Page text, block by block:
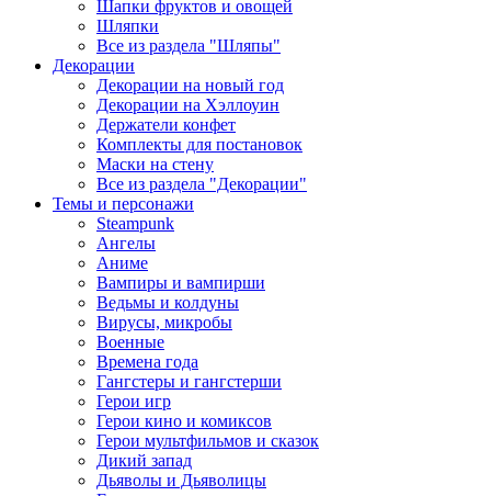
Шапки фруктов и овощей
Шляпки
Все из раздела "Шляпы"
Декорации
Декорации на новый год
Декорации на Хэллоуин
Держатели конфет
Комплекты для постановок
Маски на стену
Все из раздела "Декорации"
Темы и персонажи
Steampunk
Ангелы
Аниме
Вампиры и вампирши
Ведьмы и колдуны
Вирусы, микробы
Военные
Времена года
Гангстеры и гангстерши
Герои игр
Герои кино и комиксов
Герои мультфильмов и сказок
Дикий запад
Дьяволы и Дьяволицы